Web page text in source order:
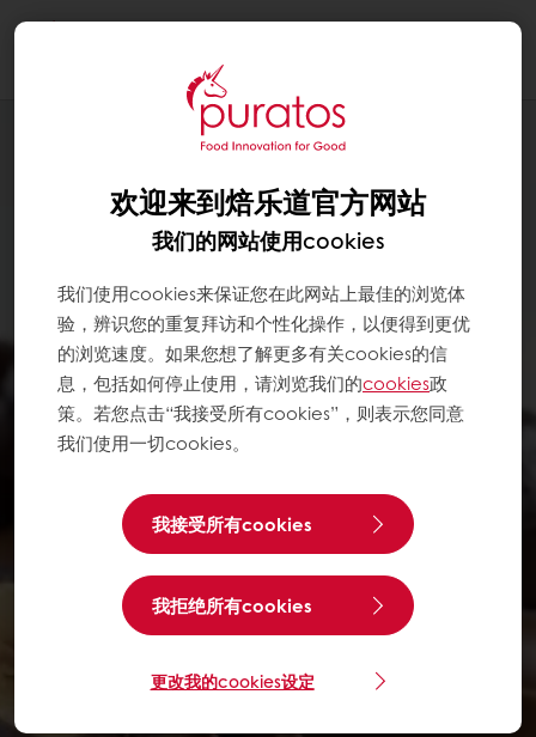
欢迎来到焙乐道官方网站
我们的网站使用cookies
我们使用cookies来保证您在此网站上最佳的浏览体
验，辨识您的重复拜访和个性化操作，以便得到更优
的浏览速度。如果您想了解更多有关cookies的信
息，包括如何停止使用，请浏览我们的cookies政
策。若您点击“我接受所有cookies”，则表示您同意
我们使用一切cookies。
我接受所有cookies
我拒绝所有cookies
更改我的cookies设定